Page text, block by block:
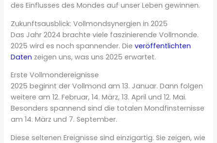
des Einflusses des Mondes auf unser Leben gewinnen.
Zukunftsausblick: Vollmondsynergien in 2025
Das Jahr 2024 brachte viele faszinierende Vollmonde.
2025 wird es noch spannender. Dieveröffentlichten
Daten zeigen uns, was uns 2025 erwartet.
Erste Vollmondereignisse
2025 beginnt der Vollmond am 13. Januar. Dann folgen
weitere am 12. Februar, 14. März, 13. April und 12. Mai.
Besonders spannend sind die totalen Mondfinsternisse
am 14. März und 7. September.
Diese seltenen Ereignisse sind einzigartig. Sie zeigen, wie